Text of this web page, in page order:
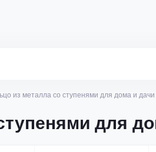
из металла со ступенями для дома и дачи
для